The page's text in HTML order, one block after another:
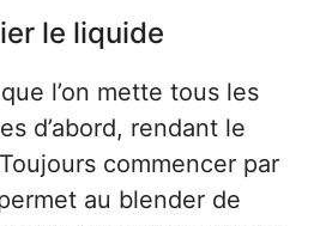
le liquide
l’on mette tous les
d’abord, rendant le
commencer par
au blender de